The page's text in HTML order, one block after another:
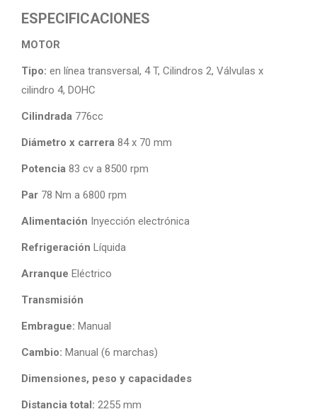
ESPECIFICACIONES
MOTOR
Tipo: en línea transversal, 4 T, Cilindros 2, Válvulas x
cilindro 4, DOHC
Cilindrada 776cc
Diámetro x carrera 84 x 70 mm
Potencia 83 cv a 8500 rpm
Par 78 Nm a 6800 rpm
Alimentación Inyección electrónica
Refrigeración Líquida
Arranque Eléctrico
Transmisión
Embrague: Manual
Cambio: Manual (6 marchas)
Dimensiones, peso y capacidades
Distancia total: 2255 mm